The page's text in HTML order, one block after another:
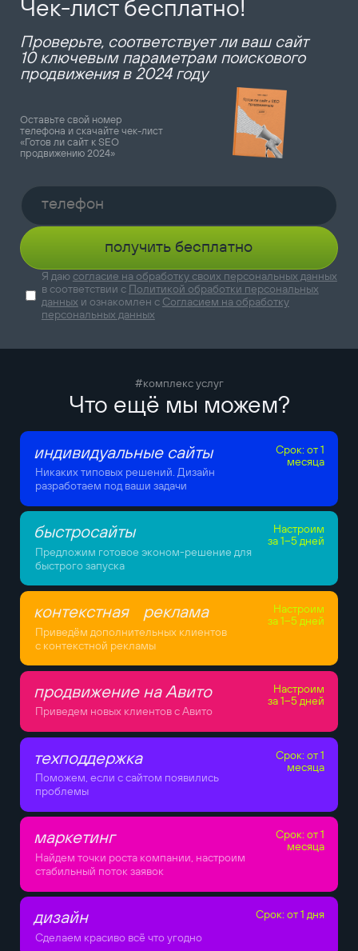
Чек-лист бесплатно!
Проверьте, соответствует ли ваш сайт
10 ключевым параметрам поискового
продвижения в 2024 году
Оставьте свой номер
телефона и скачайте чек-лист
«Готов ли сайт к SEO
продвижению 2024»
получить бесплатно
Я даю согласие на обработку своих персональных данных
в соответствии с Политикой обработки персональных
данных и ознакомлен с Согласием на обработку
персональных данных
#комплекс услуг
Что ещё мы можем?
индивидуальные сайты
Никаких типовых решений. Дизайн
разработаем под ваши задачи
Срок: от 1
месяца
быстросайты
Предложим готовое эконом-решение для
быстрого запуска
Настроим
за 1–5 дней
контекстная реклама
Приведём дополнительных клиентов
с контекстной рекламы
Настроим
за 1–5 дней
продвижение на Авито
Приведем новых клиентов с Авито
Настроим
за 1–5 дней
техподдержка
Поможем, если с сайтом появились
проблемы
Срок: от 1
месяца
маркетинг
Найдем точки роста компании, настроим
стабильный поток заявок
Срок: от 1
месяца
дизайн
Сделаем красиво всё что угодно
Срок: от 1 дня